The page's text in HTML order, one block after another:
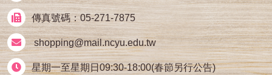
傳真號碼：05-271-7875
shopping@mail.ncyu.edu.tw
星期一至星期日09:30-18:00(春節另行公告)